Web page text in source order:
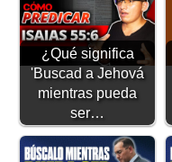
¿Qué significa
'Buscad a Jehová
mientras pueda
ser…